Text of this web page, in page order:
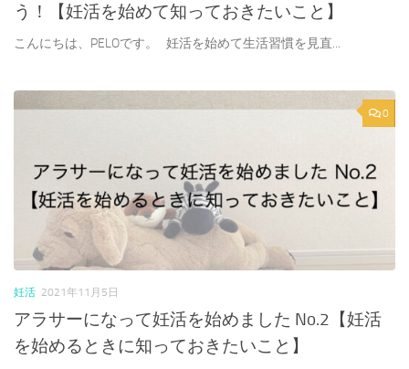
う！【妊活を始めて知っておきたいこと】
こんにちは、PELOです。 妊活を始めて生活習慣を見直...
0
妊活 2021年11月5日
アラサーになって妊活を始めました No.2【妊活
を始めるときに知っておきたいこと】